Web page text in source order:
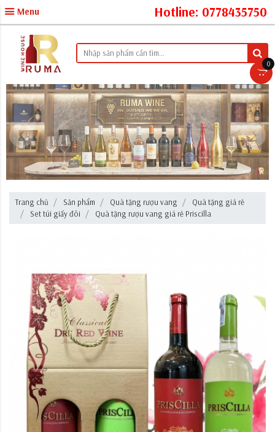
Menu Hotline: 0778435750
Trang chủ Sản phẩm Quà tặng rượu vang
Quà tặng giá rẻ
Set túi giấy đôi
Quà tặng rượu vang giá rẻ Priscilla
0